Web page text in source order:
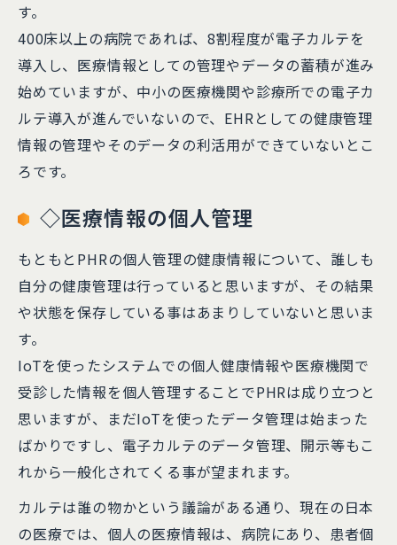
す。
400床以上の病院であれば、8割程度が電子カルテを
導入し、医療情報としての管理やデータの蓄積が進み
始めていますが、中小の医療機関や診療所での電子カ
ルテ導入が進んでいないので、EHRとしての健康管理
情報の管理やそのデータの利活用ができていないとこ
ろです。
◇医療情報の個人管理
もともとPHRの個人管理の健康情報について、誰しも
自分の健康管理は行っていると思いますが、その結果
や状態を保存している事はあまりしていないと思いま
す。
IoTを使ったシステムでの個人健康情報や医療機関で
受診した情報を個人管理することでPHRは成り立つと
思いますが、まだIoTを使ったデータ管理は始まった
ばかりですし、電子カルテのデータ管理、開示等もこ
れから一般化されてくる事が望まれます。
カルテは誰の物かという議論がある通り、現在の日本
の医療では、個人の医療情報は、病院にあり、患者個